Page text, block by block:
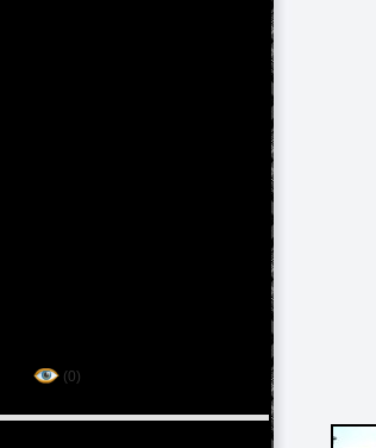
(0)